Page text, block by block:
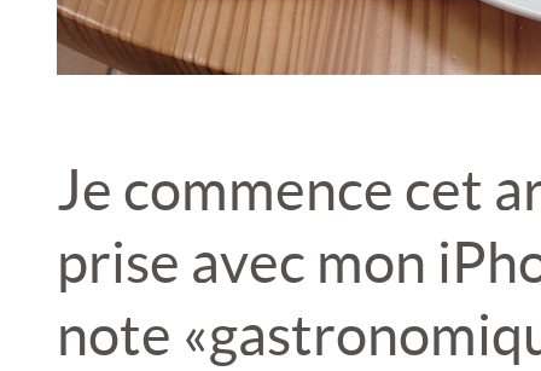
Je commence cet
prise avec mon
note «